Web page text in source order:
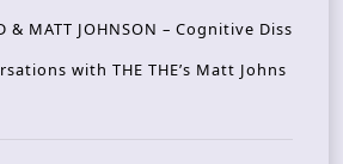
& MATT JOHNSON – Cognitive Diss
with THE THE’s Matt Johns